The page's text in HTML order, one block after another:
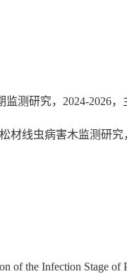
测研究，2024-2026，
线虫病害木监测研究
of the Infection Stage of